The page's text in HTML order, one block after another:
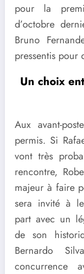
pour la
d’octobre
Bruno
pressentis pour
Un choix
Aux avant-
permis. Si
vont très
rencontre,
majeur à faire
sera invité à
part avec un
de son
Bernardo
concurrence